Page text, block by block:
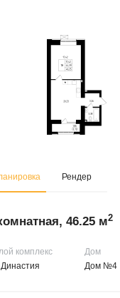
Рендер
46.25 м2
комплекс Дом
Дом №4